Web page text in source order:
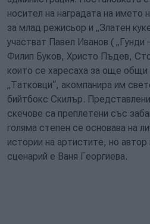
носител на наградата на името
за млад режисьор и „Златен
участват Павел Иванов ( „Гунди
Филип Буков, Христо Пъдев,
които се харесаха за още общи
„Татковци“, акомпанира им
бийтбокс Скилър.
скечове са преплетени със
голяма степен се основава на
истории на артистите, но автор
сценарий е Ваня Георгиева.